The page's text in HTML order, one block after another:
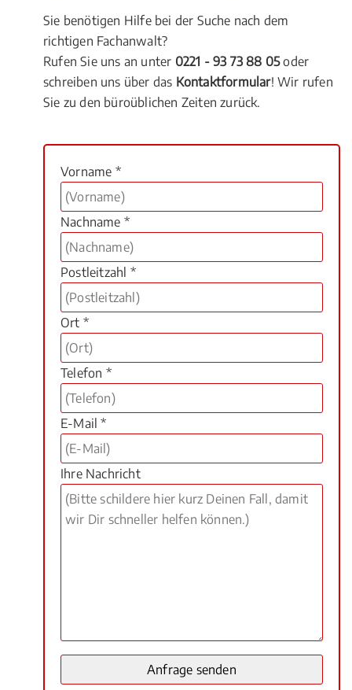
Sie benötigen Hilfe bei der Suche nach dem
richtigen Fachanwalt?
Rufen Sie uns an unter 0221 - 93 73 88 05oder
schreiben uns über das Kontaktformular! Wir rufen
Sie zu den büroüblichen Zeiten zurück.
Vorname *
Nachname *
Postleitzahl *
Ort *
Telefon *
E-Mail *
Ihre Nachricht